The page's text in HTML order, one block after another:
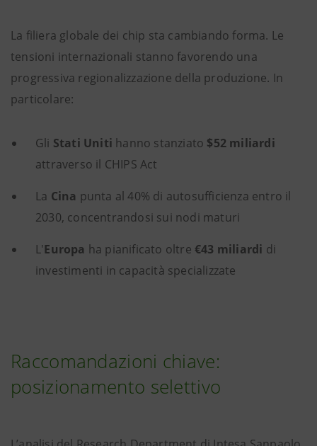
La filiera globale dei chip sta cambiando forma. Le
tensioni internazionali stanno favorendo una
progressiva regionalizzazione della produzione. In
particolare:
Gli Stati Uniti hanno stanziato $52 miliardi
attraverso il CHIPS Act
La Cina punta al 40% di autosufficienza entro il
2030, concentrandosi sui nodi maturi
L'Europa ha pianificato oltre €43 miliardi di
investimenti in capacità specializzate
Raccomandazioni chiave:
posizionamento selettivo